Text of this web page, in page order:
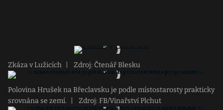
Zkáza v Lužicích Zdroj: Čtenář Blesku
Polovina Hrušek na Břeclavsku je podle místostarosty prakticky
srovnána se zemí.
Zdroj: FB/Vinařství Plchut